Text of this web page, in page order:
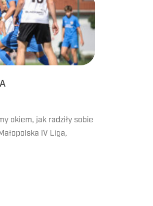
okiem, jak radziły sobie
IV Liga,